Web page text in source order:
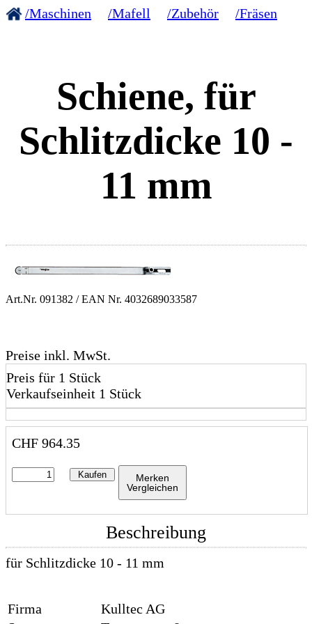
/Maschinen /Mafell /Zubehör /Fräsen
Schiene, für
Schlitzdicke 10 -
11 mm
Art.Nr. 091382 / EAN Nr. 4032689033587
Preise inkl. MwSt.
Preis für 1 Stück
Verkaufseinheit 1 Stück
CHF 964.35
Kaufen
Merken
Vergleichen
Beschreibung
für Schlitzdicke 10 - 11 mm
Firma
Kulltec AG